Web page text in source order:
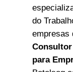
do
empresas
Consultor
para